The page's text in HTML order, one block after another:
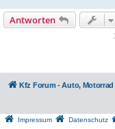
Antworten
Kfz Forum - Auto,
Impressum Datenschutz